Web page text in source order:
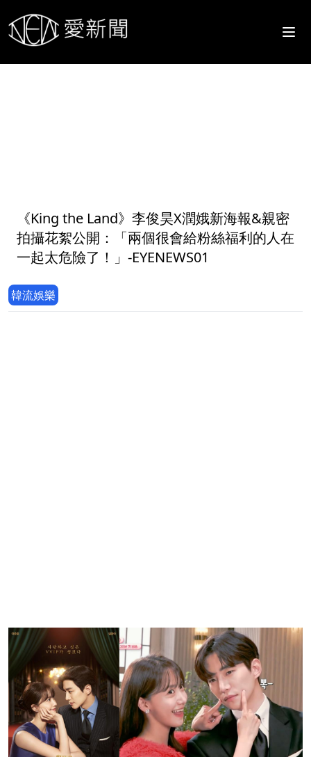
《King the Land》李俊昊X潤娥新海報&親密
拍攝花絮公開：「兩個很會給粉絲福利的人在
一起太危險了！」-EYENEWS01
韓流娛樂